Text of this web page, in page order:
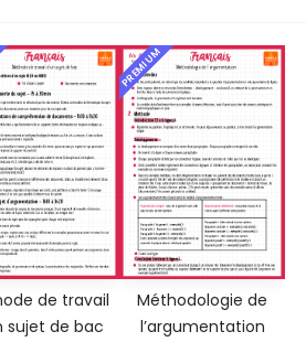
de travail
sujet de bac
PREMIUM
Méthodologie de
l’argumentation